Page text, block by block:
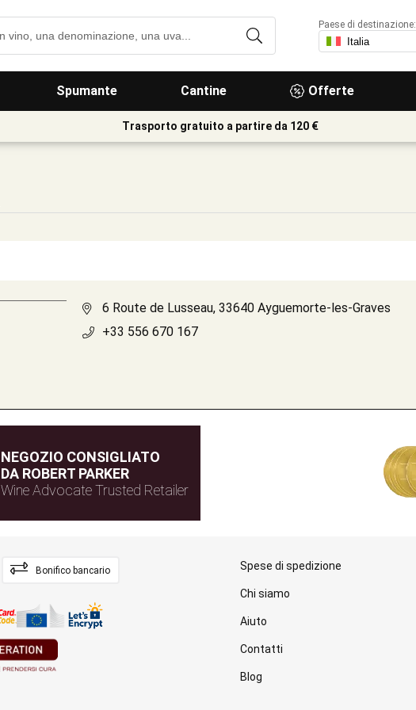
Spumante Cantine Offerte
Paese di destinazione:
Trasporto gratuito a partire da 120 €
6 Route de Lusseau, 33640 Ayguemorte-les-Graves
+33 556 670 167
NEGOZIO CONSIGLIATO
DA ROBERT PARKER
Wine Advocate Trusted Retailer
Bonifico bancario Spese di spedizione
Chi siamo
Aiuto
Contatti
Blog